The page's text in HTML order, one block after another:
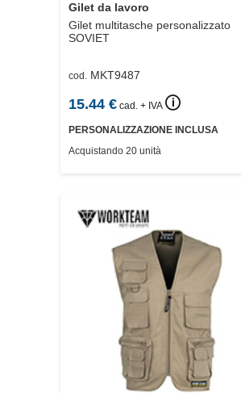
Gilet da lavoro
Gilet multitasche personalizzato
SOVIET
cod. MKT9487
15.44 € cad. + IVA 🛈
PERSONALIZZAZIONE INCLUSA
Acquistando 20 unità